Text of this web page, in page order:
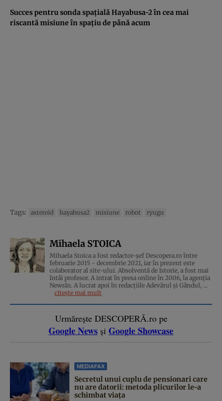
Succes pentru sonda spaţială Hayabusa-2 în cea mai
riscantă misiune în spaţiu de până acum
Tags: asteroid hayabusa2 misiune robot ryugu
Mihaela STOICA
Mihaela Stoica a fost redactor-șef Descopera.ro între
februarie 2015 - decembrie 2021, iar în prezent este
colaborator al site-ului. Absolventă de Istorie, a fost mai
întâi profesor. A intrat în presa online în 2006, la agenţia
NewsIn. A lucrat apoi în redacţiile Adevărul şi Gândul, ...
citește mai mult
Urmărește DESCOPERĂ.ro pe
Google News și Google Showcase
MEDIAFAX
Secretul unui cuplu de pensionari care
nu are datorii: metoda plicurilor le-a
schimbat viața